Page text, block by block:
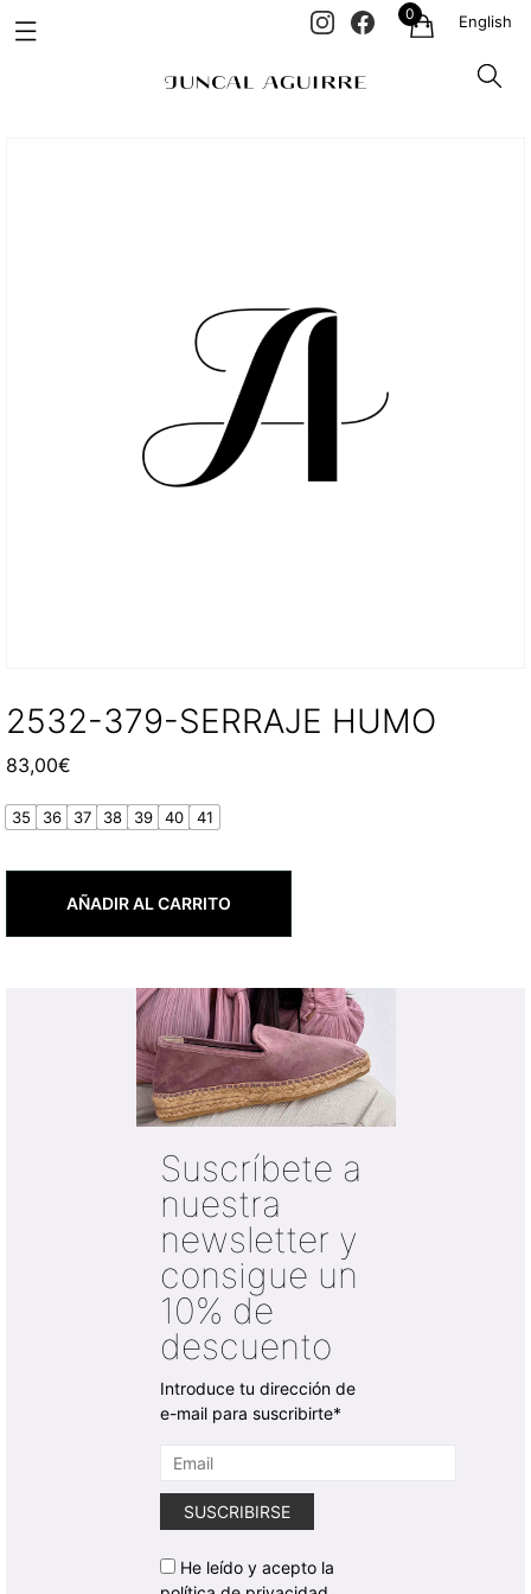
0 English
2532-379-SERRAJE HUMO
83,00€
35 36 37 38 39 40 41
AÑADIR AL CARRITO
Suscríbete a
nuestra
newsletter y
consigue un
10% de
descuento
Introduce tu dirección de
e-mail para suscribirte*
He leído y acepto la